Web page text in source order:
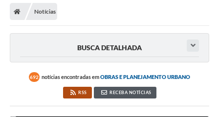
Notícias
BUSCA DETALHADA
692 notícias encontradas emOBRAS E PLANEJAMENTO URBANO
RSS RECEBA NOTÍCIAS